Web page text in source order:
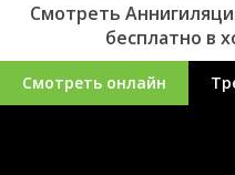
Смотреть
бесплатно в
Смотреть онлайн